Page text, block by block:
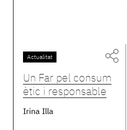
Actualitat
Un Far pel consum
ètic i responsable
Irina Illa